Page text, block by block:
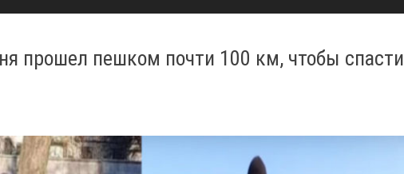
прошел пешком почти 100 км, чтобы спасти